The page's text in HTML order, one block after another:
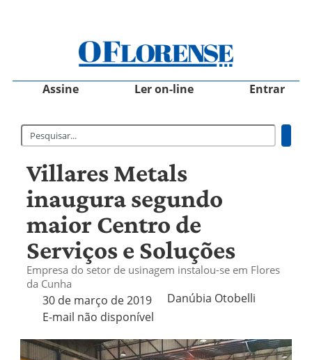
Assine Ler on-line Entrar
Villares Metals
inaugura segundo
maior Centro de
Serviços e Soluções
Empresa do setor de usinagem instalou-se em Flores
da Cunha
30 de março de 2019
Danúbia Otobelli 
E-mail não disponível